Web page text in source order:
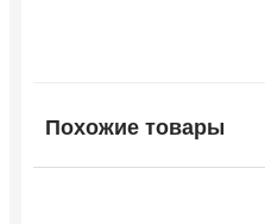
Похожие товары